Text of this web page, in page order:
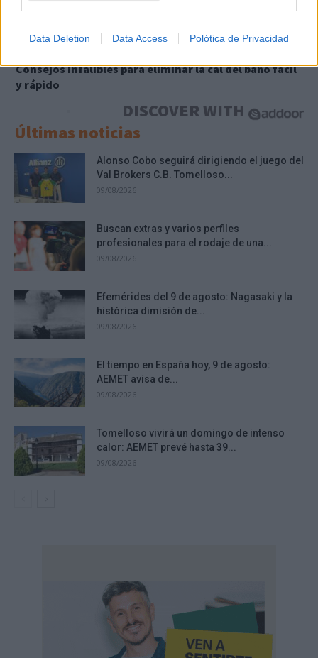
Data Deletion Data Access Polótica de Privacidad
Consejos infalibles para eliminar la cal del baño fácil
y rápido
DISCOVER WITH
Últimas noticias
Alonso Cobo seguirá dirigiendo el juego del
Val Brokers C.B. Tomelloso...
09/08/2026
Buscan extras y varios perfiles
profesionales para el rodaje de una...
09/08/2026
Efemérides del 9 de agosto: Nagasaki y la
histórica dimisión de...
09/08/2026
El tiempo en España hoy, 9 de agosto:
AEMET avisa de...
09/08/2026
Tomelloso vivirá un domingo de intenso
calor: AEMET prevé hasta 39...
09/08/2026